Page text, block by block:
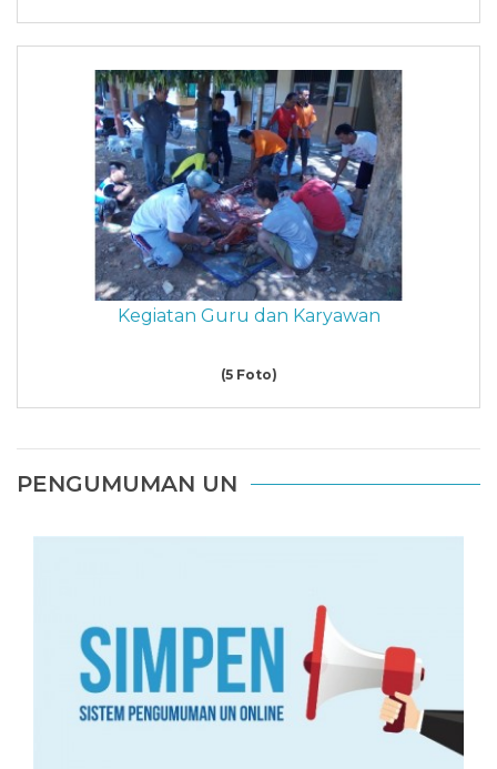
PENGUMUMAN UN
Kegiatan Guru dan Karyawan
(5 Foto)